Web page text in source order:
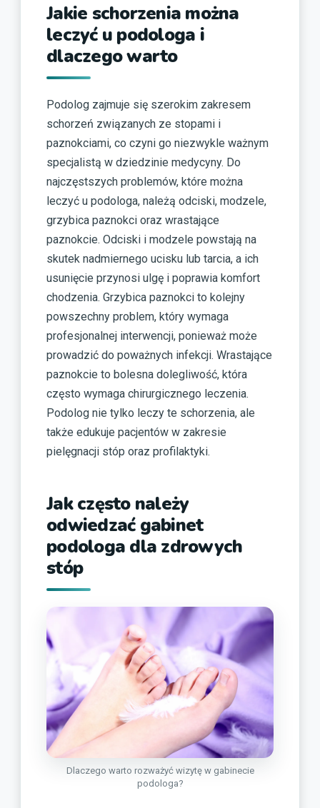
Jakie schorzenia można
leczyć u podologa i
dlaczego warto
Podolog zajmuje się szerokim zakresem
schorzeń związanych ze stopami i
paznokciami, co czyni go niezwykle ważnym
specjalistą w dziedzinie medycyny. Do
najczęstszych problemów, które można
leczyć u podologa, należą odciski, modzele,
grzybica paznokci oraz wrastające
paznokcie. Odciski i modzele powstają na
skutek nadmiernego ucisku lub tarcia, a ich
usunięcie przynosi ulgę i poprawia komfort
chodzenia. Grzybica paznokci to kolejny
powszechny problem, który wymaga
profesjonalnej interwencji, ponieważ może
prowadzić do poważnych infekcji. Wrastające
paznokcie to bolesna dolegliwość, która
często wymaga chirurgicznego leczenia.
Podolog nie tylko leczy te schorzenia, ale
także edukuje pacjentów w zakresie
pielęgnacji stóp oraz profilaktyki.
Jak często należy
odwiedzać gabinet
podologa dla zdrowych
stóp
Dlaczego warto rozważyć wizytę w gabinecie
podologa?